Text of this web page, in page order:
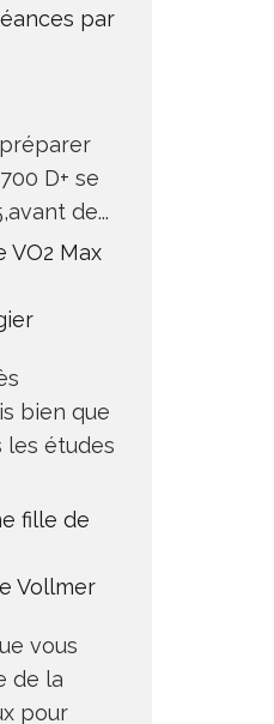
par
D+ se
de...
VO2 Max
bien que
les études
fille de
Vollmer
vous
de la
pour